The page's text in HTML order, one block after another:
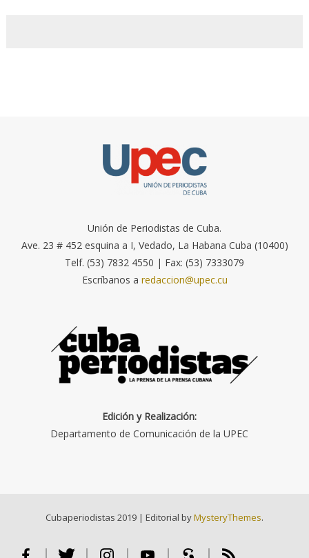
Unión de Periodistas de Cuba.
Ave. 23 # 452 esquina a I, Vedado, La Habana Cuba (10400)
Telf. (53) 7832 4550 | Fax: (53) 7333079
Escríbanos a redaccion@upec.cu
Edición y Realización:
Departamento de Comunicación de la UPEC
Cubaperiodistas 2019 | Editorial byMysteryThemes.